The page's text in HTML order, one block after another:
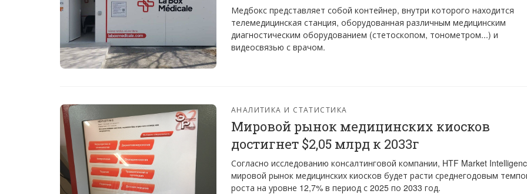
Медбокс представляет собой контейнер, внутри которого находится
телемедицинская станция, оборудованная различным медицинским
диагностическим оборудованием (стетоскопом, тонометром...) и
видеосвязью с врачом.
АНАЛИТИКА И СТАТИСТИКА
Мировой рынок медицинских киосков
достигнет $2,05 млрд к 2033г
Согласно исследованию консалтинговой компании, HTF Market
мировой рынок медицинских киосков будет расти среднегодовым
роста на уровне 12,7% в период с 2025 по 2033 год.